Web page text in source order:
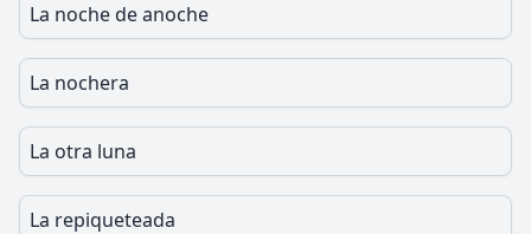
La noche de anoche
La nochera
La otra luna
La repiqueteada